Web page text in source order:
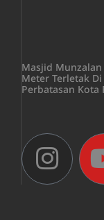
Masjid
Meter Terletak
Perbatasan